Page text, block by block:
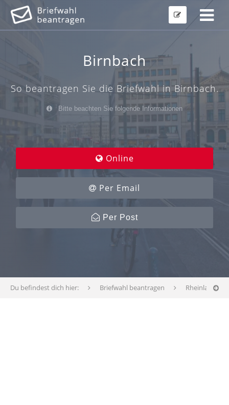
Birnbach
So beantragen Sie die Briefwahl in Birnbach.
Bitte beachten Sie folgende Informationen
Online
Per Email
Per Post
Du befindest dich hier: Briefwahl beantragen Rheinland-